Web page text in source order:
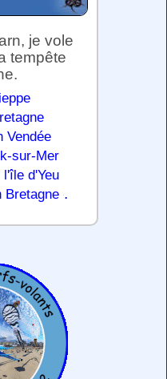
je vole
tempête
Vendée
sur-Mer
d'Yeu
Bretagne .